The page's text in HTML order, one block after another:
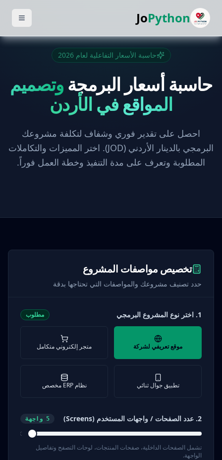
JoPython
حاسبة الأسعار التفاعلية لعام 2026
حاسبة أسعار البرمجة وتصميم
المواقع في الأردن
احصل على تقدير فوري وشفاف لتكلفة مشروعك
البرمجي بالدينار الأردني (JOD). اختر المميزات والتكاملات
المطلوبة وتعرف على مدة التنفيذ وخطة العمل فوراً.
تخصيص مواصفات المشروع
حدد تصنيف مشروعك والمواصفات التي تحتاجها بدقة
1. اختر نوع المشروع البرمجي مطلوب
موقع تعريفي لشركة متجر إلكتروني متكامل
تطبيق جوال ثنائي نظام ERP مخصص
2. عدد الصفحات / واجهات المستخدم (Screens) 5 واجهة
تشمل الصفحات الداخلية، صفحات المنتجات، لوحات التصفح وتفاصيل
الواجهة.